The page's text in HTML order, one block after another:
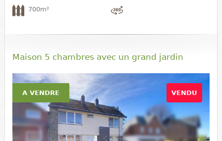
700m²
Maison 5 chambres avec un grand jardin
A VENDRE VENDU